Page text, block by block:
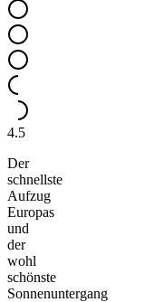
4.5
Der
schnellste
Aufzug
Europas
und
der
wohl
schönste
Sonnenuntergang